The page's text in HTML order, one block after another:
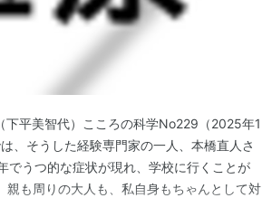
平美智代）こころの科学No229（2025年1
、そうした経験専門家の一人、本橋直人さ
でうつ的な症状が現れ、学校に行くことが
も周りの大人も、私自身もちゃんとして対